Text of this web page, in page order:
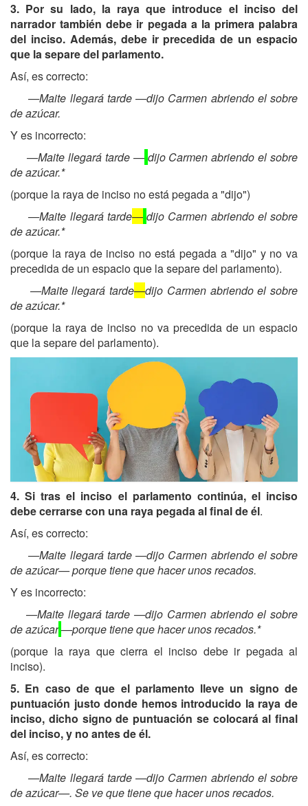
3. Por su lado, la raya que introduce el inciso del
narrador también debe ir pegada a la primera palabra
del inciso. Además, debe ir precedida de un espacio
que la separe del parlamento.
Así, es correcto:
—Maite llegará tarde —dijo Carmen abriendo el sobre
de azúcar.
Y es incorrecto:
—Maite llegará tarde — dijo Carmen abriendo el sobre
de azúcar.*
(porque la raya de inciso no está pegada a "dijo")
—Maite llegará tarde— dijo Carmen abriendo el sobre
de azúcar.*
(porque la raya de inciso no está pegada a "dijo" y no va
precedida de un espacio que la separe del parlamento).
—Maite llegará tarde—dijo Carmen abriendo el sobre
de azúcar.*
(porque la raya de inciso no va precedida de un espacio
que la separe del parlamento).
4. Si tras el inciso el parlamento continúa, el inciso
debe cerrarse con una raya pegada al final de él.
Así, es correcto:
—Maite llegará tarde —dijo Carmen abriendo el sobre
de azúcar— porque tiene que hacer unos recados.
Y es incorrecto:
—Maite llegará tarde —dijo Carmen abriendo el sobre
de azúcar—porque tiene que hacer unos recados.*
(porque la raya que cierra el inciso debe ir pegada al
inciso).
5. En caso de que el parlamento lleve un signo de
puntuación justo donde hemos introducido la raya de
inciso, dicho signo de puntuación se colocará al final
del inciso, y no antes de él.
Así, es correcto:
—Maite llegará tarde —dijo Carmen abriendo el sobre
de azúcar—. Se ve que tiene que hacer unos recados.